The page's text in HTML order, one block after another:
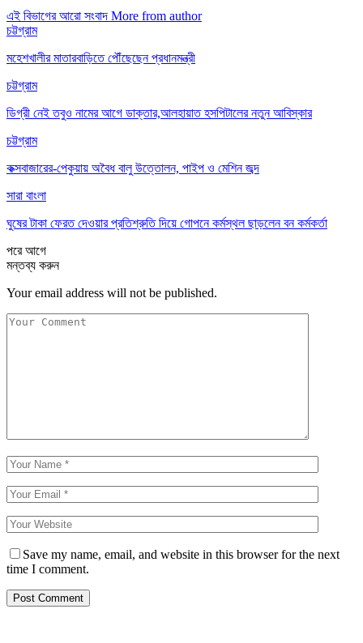
এই বিভাগের আরো সংবাদ More from author
চট্টগ্রাম
মহেশখালীর মাতারবাড়িতে পৌঁছেছেন প্রধানমন্ত্রী
চট্টগ্রাম
ডিগ্রী নেই তবুও নামের আগে ডাক্তার,আলহায়াত হসপিটালের নতুন আবিস্কার
চট্টগ্রাম
কক্সবাজারের-পেকুয়ায় অবৈধ বালু উত্তোলন, পাইপ ও মেশিন জব্দ
সারা বাংলা
ঘুষের টাকা ফেরত দেওয়ার প্রতিশ্রুতি দিয়ে গোপনে কর্মস্থল ছাড়লেন বন কর্মকর্তা
পরেআগে
মন্তব্য করুন
Your email address will not be published.
Save my name, email, and website in this browser for the next
time I comment.